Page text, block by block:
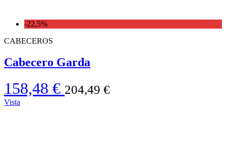
-22,5%
CABECEROS
Cabecero Garda
158,48 € 204,49 €
Vista